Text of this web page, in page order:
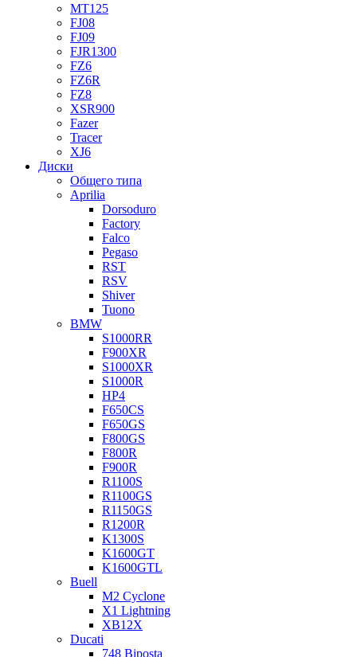
MT125
FJ08
FJ09
FJR1300
FZ6
FZ6R
FZ8
XSR900
Fazer
Tracer
XJ6
Диски
Общего типа
Aprilia
Dorsoduro
Factory
Falco
Pegaso
RST
RSV
Shiver
Tuono
BMW
S1000RR
F900XR
S1000XR
S1000R
HP4
F650CS
F650GS
F800GS
F800R
F900R
R1100S
R1100GS
R1150GS
R1200R
K1300S
K1600GT
K1600GTL
Buell
M2 Cyclone
X1 Lightning
XB12X
Ducati
748 Biposta